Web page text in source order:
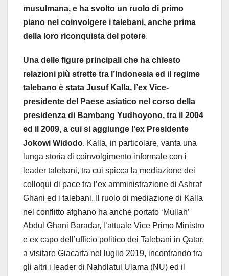
musulmana, e ha svolto un ruolo di primo
piano nel coinvolgere i talebani, anche prima
della loro riconquista del potere.
Una delle figure principali che ha chiesto
relazioni più strette tra l’Indonesia ed il regime
talebano è stata Jusuf Kalla, l’ex Vice-
presidente del Paese asiatico nel corso della
presidenza di Bambang Yudhoyono, tra il 2004
ed il 2009, a cui si aggiunge l’ex Presidente
Jokowi Widodo. Kalla, in particolare, vanta una
lunga storia di coinvolgimento informale con i
leader talebani, tra cui spicca la mediazione dei
colloqui di pace tra l’ex amministrazione di Ashraf
Ghani ed i talebani. Il ruolo di mediazione di Kalla
nel conflitto afghano ha anche portato ‘Mullah’
Abdul Ghani Baradar, l’attuale Vice Primo Ministro
e ex capo dell’ufficio politico dei Talebani in Qatar,
a visitare Giacarta nel luglio 2019, incontrando tra
gli altri i leader di Nahdlatul Ulama (NU) ed il